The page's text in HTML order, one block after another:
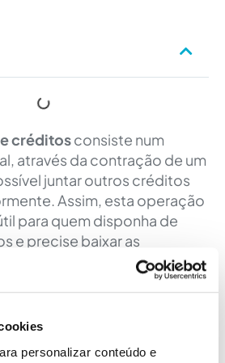
personalizar conteúdo e
créditosconsiste num
através da contração de um
juntar outros créditos
Assim, esta operação
para quem disponha de
e precise baixar as
poupança
de créditos pode ir
de forma drástica. Mas